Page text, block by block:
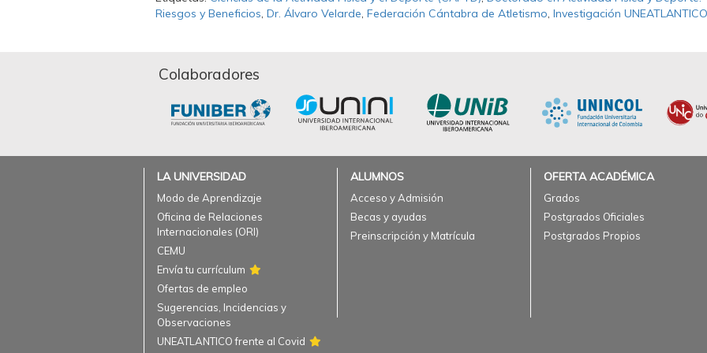
Riesgos y Beneficios Dr. Álvaro Velarde Federación Cántabra de Atletismo Investigación UNEATLANTICO
Colaboradores
LA UNIVERSIDAD
Modo de Aprendizaje
Oficina de Relaciones
Internacionales (ORI)
CEMU
Envía tu currículum
Ofertas de empleo
Sugerencias, Incidencias y
Observaciones
UNEATLANTICO frente al Covid
ALUMNOS
Acceso y Admisión
Becas y ayudas
Preinscripción y Matrícula
OFERTA ACADÉMICA
Grados
Postgrados Oficiales
Postgrados Propios